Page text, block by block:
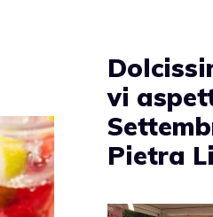
vi
Pietra